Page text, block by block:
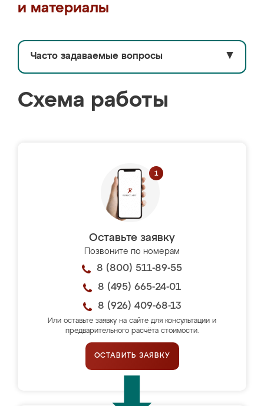
и материалы
Часто задаваемые вопросы ▼
Схема работы
Оставьте заявку
Позвоните по номерам
8 (800) 511-89-55
8 (495) 665-24-01
8 (926) 409-68-13
Или оставьте заявку на сайте для консультации и
предварительного расчёта стоимости.
ОСТАВИТЬ ЗАЯВКУ